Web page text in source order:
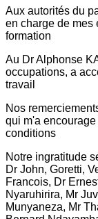
Aux autorités du
en charge de mes
formation
Au Dr Alphonse
occupations, a
travail
Nos
qui m'a
conditions
Notre ingratitude
Dr John, Goretti,
Francois, Dr
Nyaruhirira, Mr
Munyaneza, Mr